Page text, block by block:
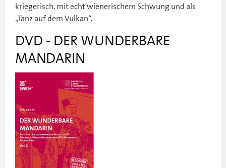
kriegerisch, mit echt wienerischem Schwung und als
„Tanz auf dem Vulkan“.
DVD - DER WUNDERBARE
MANDARIN